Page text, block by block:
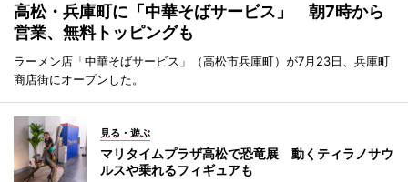
高松・兵庫町に「中華そばサービス」 朝7時から
営業、無料トッピングも
ラーメン店「中華そばサービス」（高松市兵庫町）が7月23日、兵庫町
商店街にオープンした。
見る・遊ぶ
マリタイムプラザ高松で恐竜展 動くティラノサウ
ルスや乗れるフィギュアも